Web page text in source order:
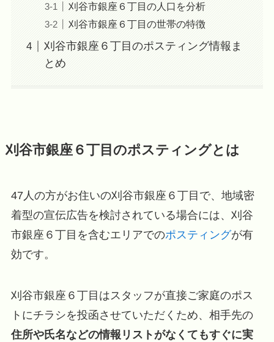
刈谷市銀座６丁目の人口を分析
刈谷市銀座６丁目の世帯の特徴
刈谷市銀座６丁目のポスティング情報ま
とめ
刈谷市銀座６丁目のポスティングとは
47人の方がお住いの刈谷市銀座６丁目で、地域密
着型の宣伝広告を検討されている場合には、刈谷
市銀座６丁目を含むエリアでのポスティングが有
効です。
刈谷市銀座６丁目はスタッフが直接ご家庭のポス
トにチラシを投函させていただくため、相手先の
住所や氏名などの情報リストがなくてもすぐに実